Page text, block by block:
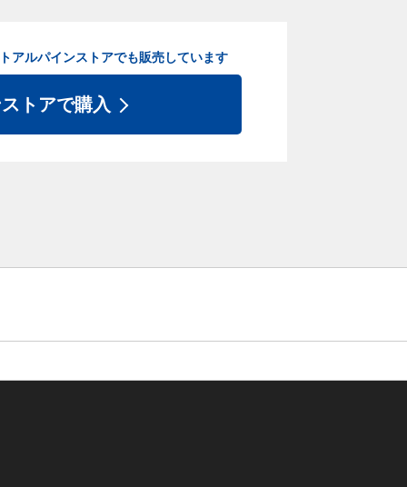
アルパインストアでも販売しています
トアで購入